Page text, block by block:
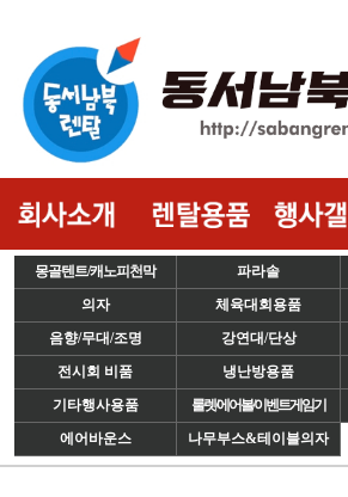
몽골텐트/캐노피천막 파라솔
의자
체육대회용품
음향/무대/조명
강연대/단상
전시회 비품
냉난방용품
기타행사용품
룰렛/에어볼/이벤트게임기
에어바운스
나무부스&테이블의자